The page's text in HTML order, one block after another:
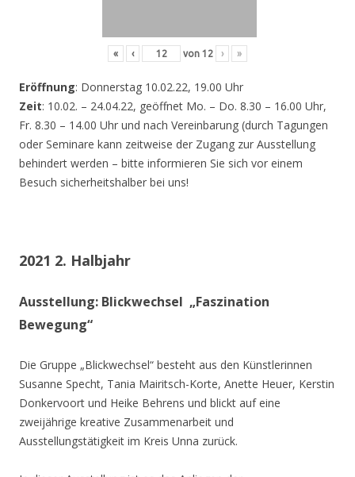
« ‹ von 12 › »
Eröffnung: Donnerstag 10.02.22, 19.00 Uhr
Zeit: 10.02. – 24.04.22, geöffnet Mo. – Do. 8.30 – 16.00 Uhr,
Fr. 8.30 – 14.00 Uhr und nach Vereinbarung (durch Tagungen
oder Seminare kann zeitweise der Zugang zur Ausstellung
behindert werden – bitte informieren Sie sich vor einem
Besuch sicherheitshalber bei uns!
2021 2. Halbjahr
Ausstellung: Blickwechsel „Faszination
Bewegung“
Die Gruppe „Blickwechsel“ besteht aus den Künstlerinnen
Susanne Specht, Tania Mairitsch-Korte, Anette Heuer, Kerstin
Donkervoort und Heike Behrens und blickt auf eine
zweijährige kreative Zusammenarbeit und
Ausstellungstätigkeit im Kreis Unna zurück.